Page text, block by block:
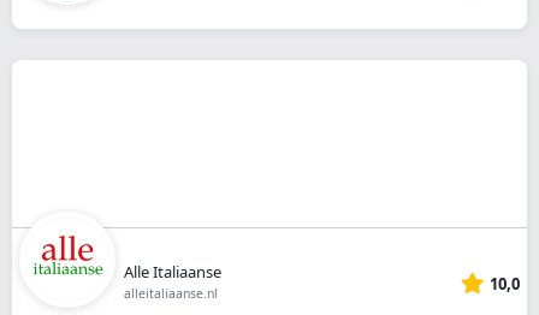
Alle Italiaanse
alleitaliaanse.nl 10,0